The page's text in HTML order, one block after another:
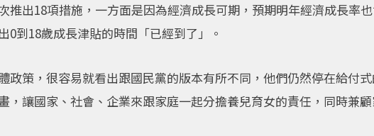
推出18項措施，一方面是因為經濟成長可期，預期明年經濟成長率
0到18歲成長津貼的時間「已經到了」。
政策，很容易就看出跟國民黨的版本有所不同，他們仍然停在給付
，讓國家、社會、企業來跟家庭一起分擔養兒育女的責任，同時兼